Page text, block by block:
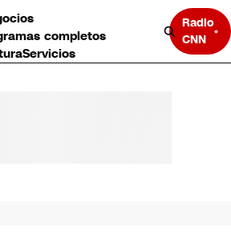
completos
Servicios
Radio
CNN